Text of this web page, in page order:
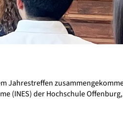
Jahrestreffen
(INES) der Hochschule